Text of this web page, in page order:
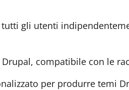
gli utenti
compatibile con le
per produrre temi